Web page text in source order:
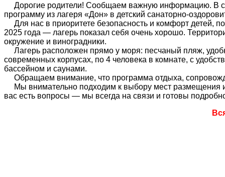
Дорогие родители! Сообщаем важную информацию. В
программу из лагеря «Дон» в детский санаторно-
Для нас в приоритете безопасность и комфорт детей,
2025 года — лагерь показал себя очень хорошо.
окружение и виноградники.
Лагерь расположен прямо у моря: песчаный пляж,
современных корпусах, по 4 человека в комнате, с
бассейном и саунами.
Обращаем внимание, что программа отдыха,
Мы внимательно подходим к выбору мест размещения
вас есть вопросы — мы всегда на связи и готовы